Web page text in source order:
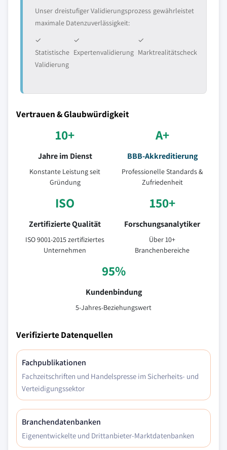
Unser dreistufiger Validierungsprozess gewährleistet
maximale Datenzuverlässigkeit:
✓
Statistische
Validierung
✓
Expertenvalidierung
✓
Marktrealitätscheck
Vertrauen & Glaubwürdigkeit
10+
Jahre im Dienst
Konstante Leistung seit
Gründung
A+
BBB-Akkreditierung
Professionelle Standards &
Zufriedenheit
ISO
Zertifizierte Qualität
ISO 9001-2015 zertifiziertes
Unternehmen
150+
Forschungsanalytiker
Über 10+
Branchenbereiche
95%
Kundenbindung
5-Jahres-Beziehungswert
Verifizierte Datenquellen
Fachpublikationen
Fachzeitschriften und Handelspresse im Sicherheits- und
Verteidigungssektor
Branchendatenbanken
Eigenentwickelte und Drittanbieter-Marktdatenbanken